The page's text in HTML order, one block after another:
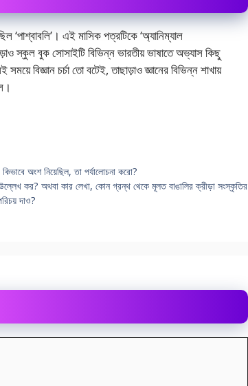
‘পাশ্বাবলি’। এই মাসিক পত্রটিকে ‘অ্যানিম্যাল
স্কুল বুক সোসাইটি বিভিন্ন ভারতীয় ভাষাতে অভ্যাস কিছু
বিজ্ঞান চর্চা তো বটেই, তাছাড়াও জ্ঞানের বিভিন্ন শাখায়
অংশ নিয়েছিল, তা পর্যালোচনা করো?
উল্লেখ কর? অথবা কার লেখা, কোন গ্রন্থ থেকে মূলত বাঙালির ক্রীড়া সংস্কৃতির
দাও?